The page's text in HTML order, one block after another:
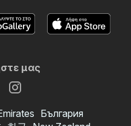
μας
България